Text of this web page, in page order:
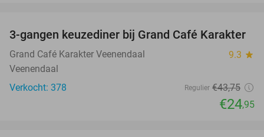
43%
3-gangen keuzediner bij Grand Café Karakter
Grand Café Karakter Veenendaal 9.3 star
Veenendaal
Verkocht: 378
Regulier €43,75
€24,95